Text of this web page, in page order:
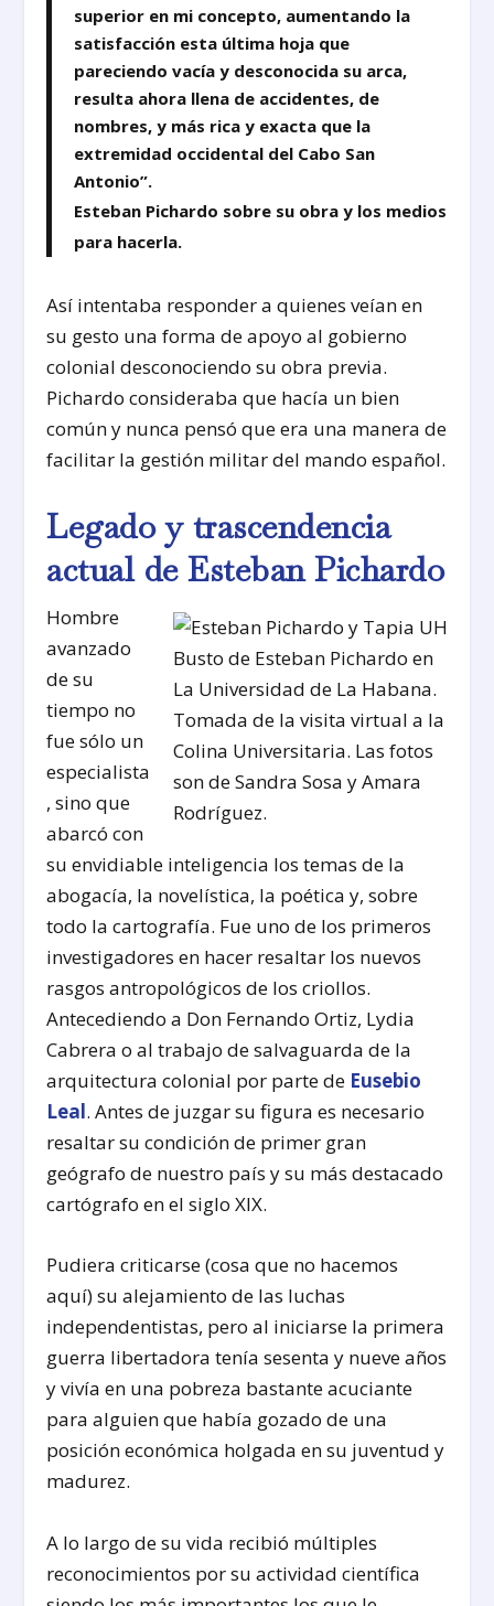
superior en mi concepto, aumentando la
satisfacción esta última hoja que
pareciendo vacía y desconocida su arca,
resulta ahora llena de accidentes, de
nombres, y más rica y exacta que la
extremidad occidental del Cabo San
Antonio”.
Esteban Pichardo sobre su obra y los medios
para hacerla.
Así intentaba responder a quienes veían en
su gesto una forma de apoyo al gobierno
colonial desconociendo su obra previa.
Pichardo consideraba que hacía un bien
común y nunca pensó que era una manera de
facilitar la gestión militar del mando español.
Legado y trascendencia
actual de Esteban Pichardo
Busto de Esteban Pichardo en
La Universidad de La Habana.
Tomada de la visita virtual a la
Colina Universitaria. Las fotos
son de Sandra Sosa y Amara
Rodríguez.
Hombre
avanzado
de su
tiempo no
fue sólo un
especialista
, sino que
abarcó con
su envidiable inteligencia los temas de la
abogacía, la novelística, la poética y, sobre
todo la cartografía. Fue uno de los primeros
investigadores en hacer resaltar los nuevos
rasgos antropológicos de los criollos.
Antecediendo a Don Fernando Ortiz, Lydia
Cabrera o al trabajo de salvaguarda de la
arquitectura colonial por parte de Eusebio
Leal. Antes de juzgar su figura es necesario
resaltar su condición de primer gran
geógrafo de nuestro país y su más destacado
cartógrafo en el siglo XIX.
Pudiera criticarse (cosa que no hacemos
aquí) su alejamiento de las luchas
independentistas, pero al iniciarse la primera
guerra libertadora tenía sesenta y nueve años
y vivía en una pobreza bastante acuciante
para alguien que había gozado de una
posición económica holgada en su juventud y
madurez.
A lo largo de su vida recibió múltiples
reconocimientos por su actividad científica